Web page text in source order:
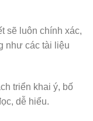
sẽ luôn chính xác,
như các tài liệu
triển khai ý, bố
dễ hiểu.